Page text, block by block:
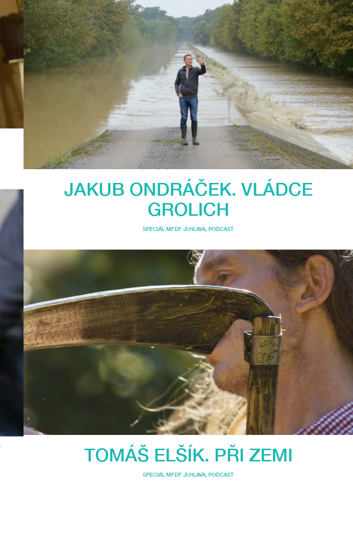
JAKUB ONDRÁČEK. VLÁDCE
GROLICH
SPECIÁL MFDF JI.HLAVA, PODCAST
TOMÁŠ ELŠÍK. PŘI ZEMI
SPECIÁL MFDF JI.HLAVA, PODCAST